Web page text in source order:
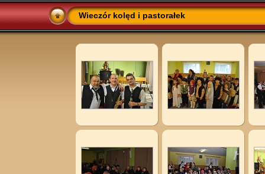
Wieczór kolęd i pastorałek